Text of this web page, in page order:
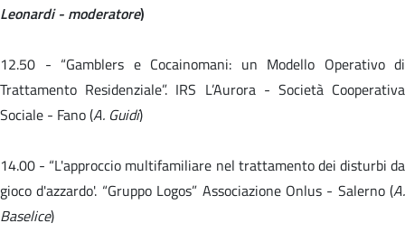
Leonardi - moderatore)
12.50 - “Gamblers e Cocainomani: un Modello Operativo di
Trattamento Residenziale”. IRS L’Aurora - Società Cooperativa
Sociale - Fano (A. Guidi)
14.00 - “L'approccio multifamiliare nel trattamento dei disturbi da
gioco d'azzardo'. “Gruppo Logos” Associazione Onlus - Salerno (A.
Baselice)